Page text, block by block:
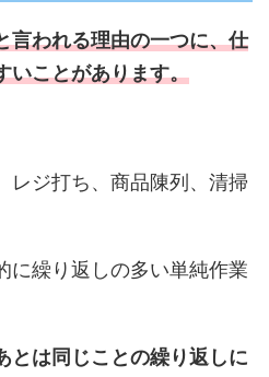
言われる理由の一つに、仕
いことがあります。
レジ打ち、商品陳列、清掃
に繰り返しの多い単純作業
とは同じことの繰り返しに